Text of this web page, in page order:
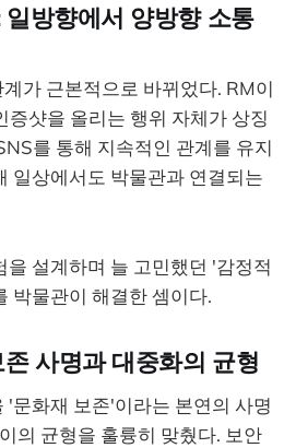
방향에서 양방향 소통
가 근본적으로 바뀌었다. RM이
증샷을 올리는 행위 자체가 상징
를 통해 지속적인 관계를 유지
일상에서도 박물관과 연결되는
을 설계하며 늘 고민했던 '감정적
박물관이 해결한 셈이다.
사명과 대중화의 균형
'문화재 보존'이라는 본연의 사명
의 균형을 훌륭히 맞췄다. 보안